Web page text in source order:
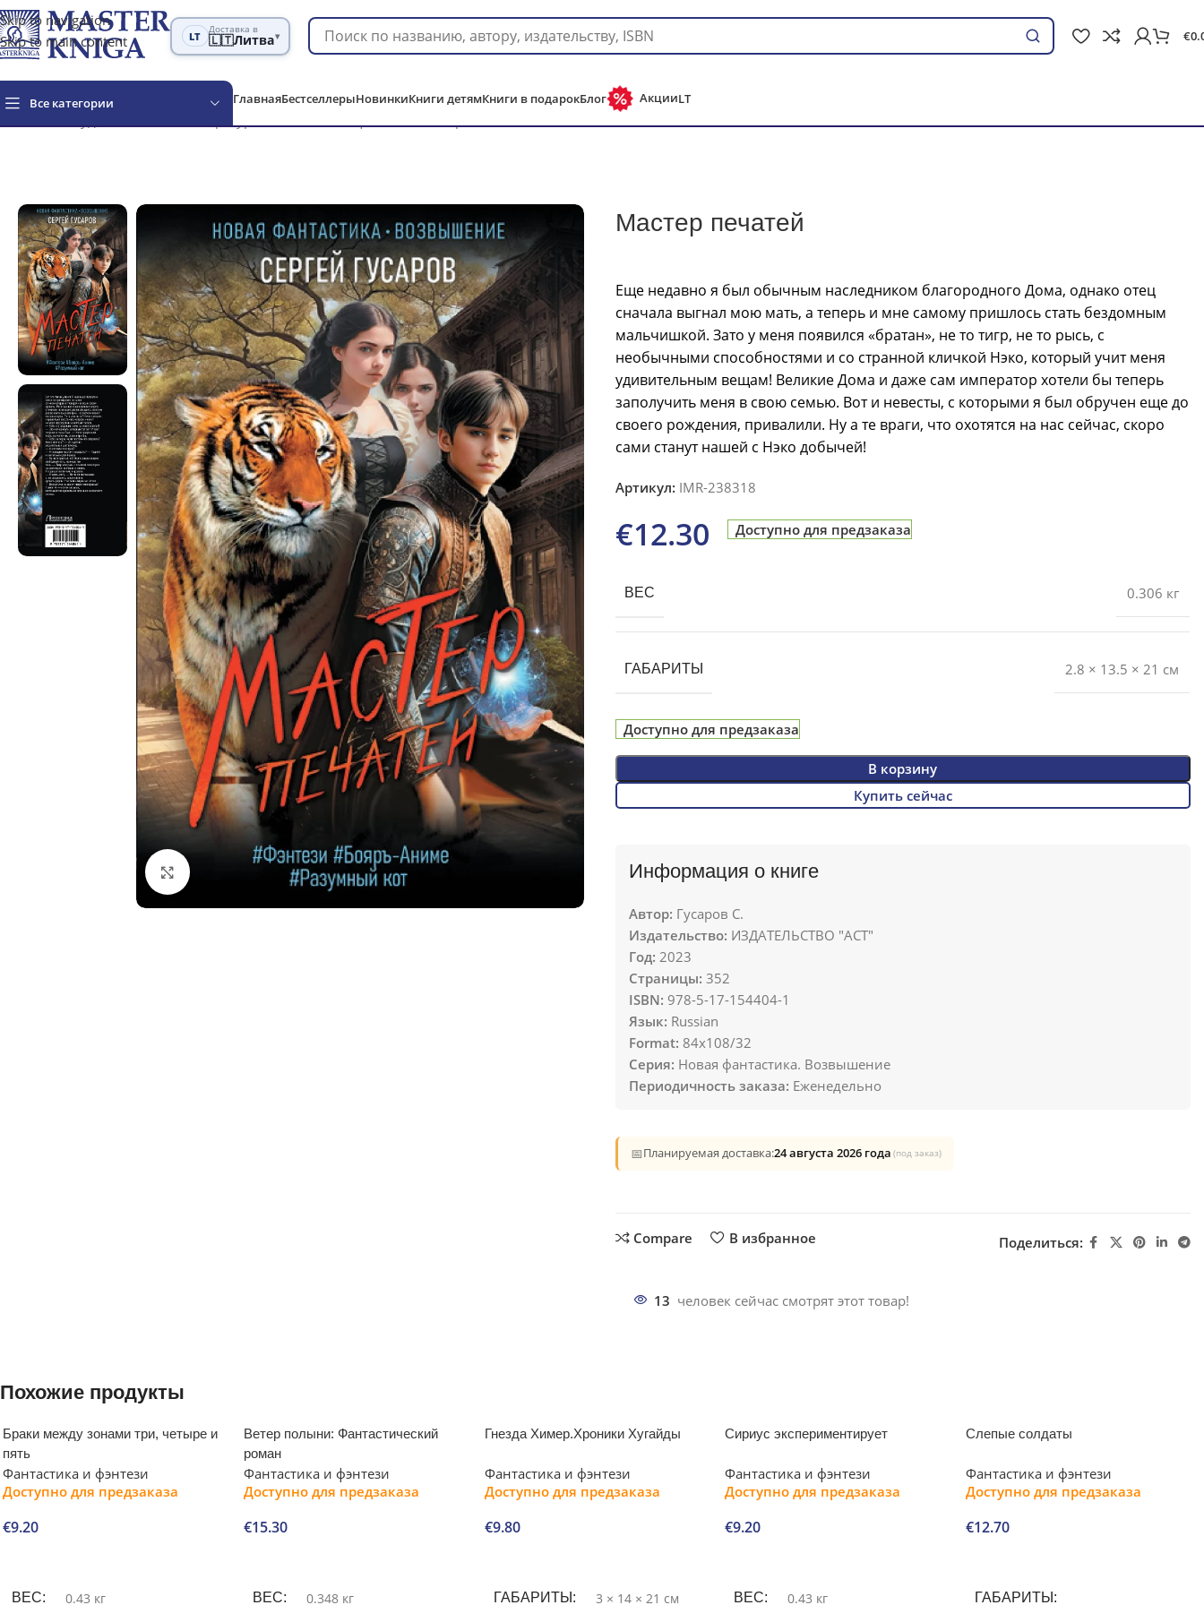
Skip to navigation
Skip to main content
LT
Доставка в
🇱🇹Литва▾
Поиск
€
Все категории ГлавнаяБестселлерыНовинкиКниги детямКниги в подарокБлог АкцииLT
Мастер печатей
Еще недавно я был обычным наследником благородного Дома, однако отец
сначала выгнал мою мать, а теперь и мне самому пришлось стать бездомным
мальчишкой. Зато у меня появился «братан», не то тигр, не то рысь, с
необычными способностями и со странной кличкой Нэко, который учит меня
удивительным вещам! Великие Дома и даже сам император хотели бы теперь
заполучить меня в свою семью. Вот и невесты, с которыми я был обручен еще до
своего рождения, привалили. Ну а те враги, что охотятся на нас сейчас, скоро
сами станут нашей с Нэко добычей!
Артикул: IMR-238318
€12.30 Доступно для предзаказа
ВЕС 0.306 кг
ГАБАРИТЫ 2.8 × 13.5 × 21 см
Доступно для предзаказа
В корзину
Купить сейчас
Информация о книге
Автор: Гусаров С.
Издательство: ИЗДАТЕЛЬСТВО "АСТ"
Год: 2023
Страницы: 352
ISBN: 978-5-17-154404-1
Язык: Russian
Format: 84x108/32
Серия: Новая фантастика. Возвышение
Периодичность заказа: Еженедельно
📅Планируемая доставка:24 августа 2026 года (под заказ)
Compare В избранное Поделиться:
13 человек сейчас смотрят этот товар!
Похожие продукты
Браки между зонами три, четыре и
пять
Фантастика и фэнтези
Доступно для предзаказа
€9.20
ВЕС 0.43 кг
Ветер полыни: Фантастический
роман
Фантастика и фэнтези
Доступно для предзаказа
€15.30
ВЕС 0.348 кг
Гнезда Химер.Хроники Хугайды
Фантастика и фэнтези
Доступно для предзаказа
€9.80
ГАБАРИТЫ 3 × 14 × 21 см
Сириус экспериментирует
Фантастика и фэнтези
Доступно для предзаказа
€9.20
ВЕС 0.43 кг
Слепые солдаты
Фантастика и фэнтези
Доступно для предзаказа
€12.70
ГАБАРИТЫ